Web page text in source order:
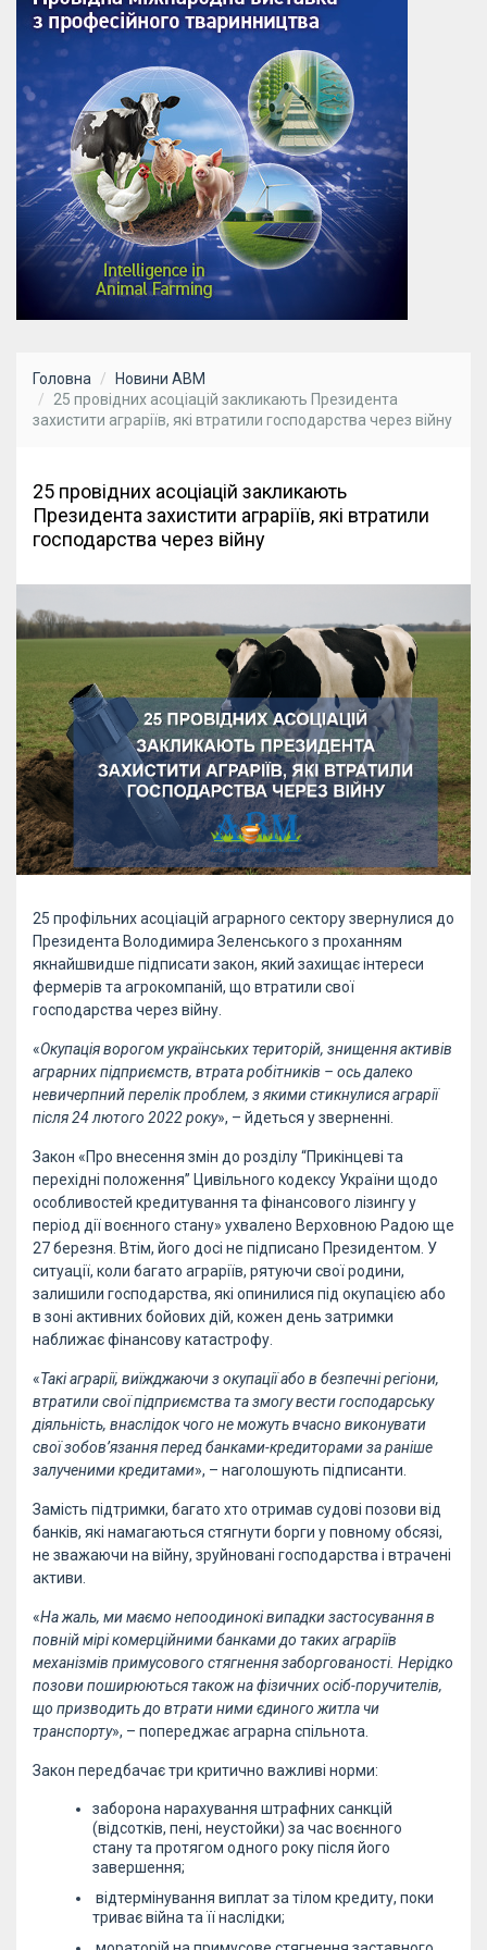
Головна
Новини АВМ
25 провідних асоціацій закликають Президента
захистити аграріїв, які втратили господарства через війну
25 провідних асоціацій закликають
Президента захистити аграріїв, які втратили
господарства через війну
25 профільних асоціацій аграрного сектору звернулися до
Президента Володимира Зеленського з проханням
якнайшвидше підписати закон, який захищає інтереси
фермерів та агрокомпаній, що втратили свої
господарства через війну.
«Окупація ворогом українських територій, знищення активів
аграрних підприємств, втрата робітників – ось далеко
невичерпний перелік проблем, з якими стикнулися аграрії
після 24 лютого 2022 року», – йдеться у зверненні.
Закон «Про внесення змін до розділу “Прикінцеві та
перехідні положення” Цивільного кодексу України щодо
особливостей кредитування та фінансового лізингу у
період дії воєнного стану» ухвалено Верховною Радою ще
27 березня. Втім, його досі не підписано Президентом. У
ситуації, коли багато аграріїв, рятуючи свої родини,
залишили господарства, які опинилися під окупацією або
в зоні активних бойових дій, кожен день затримки
наближає фінансову катастрофу.
«Такі аграрії, виїжджаючи з окупації або в безпечні регіони,
втратили свої підприємства та змогу вести господарську
діяльність, внаслідок чого не можуть вчасно виконувати
свої зобов’язання перед банками-кредиторами за раніше
залученими кредитами», – наголошують підписанти.
Замість підтримки, багато хто отримав судові позови від
банків, які намагаються стягнути борги у повному обсязі,
не зважаючи на війну, зруйновані господарства і втрачені
активи.
«На жаль, ми маємо непоодинокі випадки застосування в
повній мірі комерційними банками до таких аграріїв
механізмів примусового стягнення заборгованості. Нерідко
позови поширюються також на фізичних осіб-поручителів,
що призводить до втрати ними єдиного житла чи
транспорту», – попереджає аграрна спільнота.
Закон передбачає три критично важливі норми:
заборона нарахування штрафних санкцій
(відсотків, пені, неустойки) за час воєнного
стану та протягом одного року після його
завершення;
відтермінування виплат за тілом кредиту, поки
триває війна та її наслідки;